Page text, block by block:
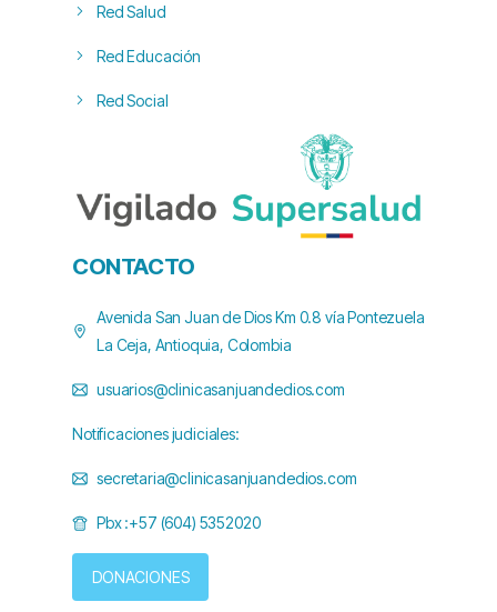
Red Salud
Red Educación
Red Social
CONTACTO
Avenida San Juan de Dios Km 0.8 vía Pontezuela
La Ceja, Antioquia, Colombia
usuarios@clinicasanjuandedios.com
Notificaciones judiciales:
secretaria@clinicasanjuandedios.com
Pbx :+57 (604) 5352020
DONACIONES